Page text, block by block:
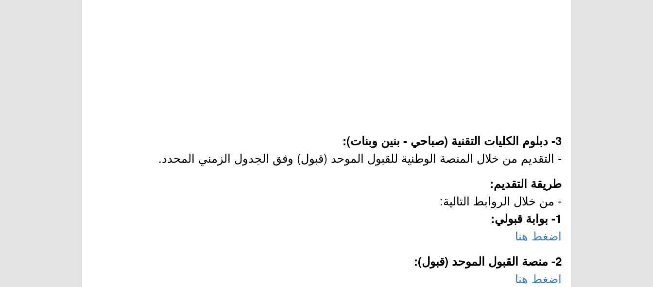
3- دبلوم الكليات التقنية (صباحي - بنين وبنات):
- التقديم من خلال المنصة الوطنية للقبول الموحد (قبول) وفق الجدول الزمني المحدد.
طريقة التقديم:
- من خلال الروابط التالية:
1- بوابة قبولي:
اضغط هنا
2- منصة القبول الموحد (قبول):
اضغط هنا